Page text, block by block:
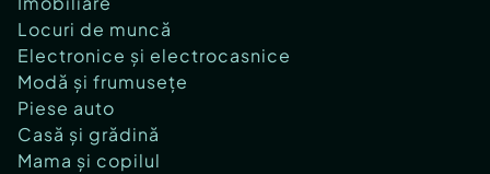
Locuri de muncă
Electronice și electrocasnice
Modă și frumusețe
Piese auto
Casă și grădină
Mama și copilul